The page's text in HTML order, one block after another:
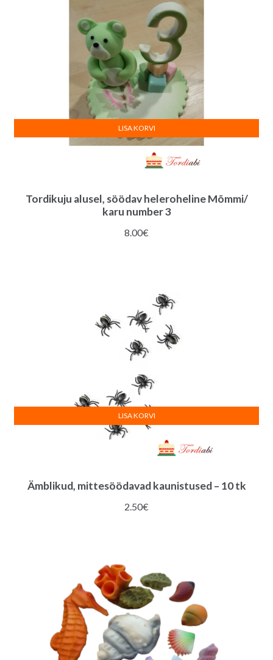
Tordikuju alusel, söödav heleroheline Mõmmi/
karu number 3
8.00€
LISA KORVI
Ämblikud, mittesöödavad kaunistused – 10 tk
2.50€
LISA KORVI